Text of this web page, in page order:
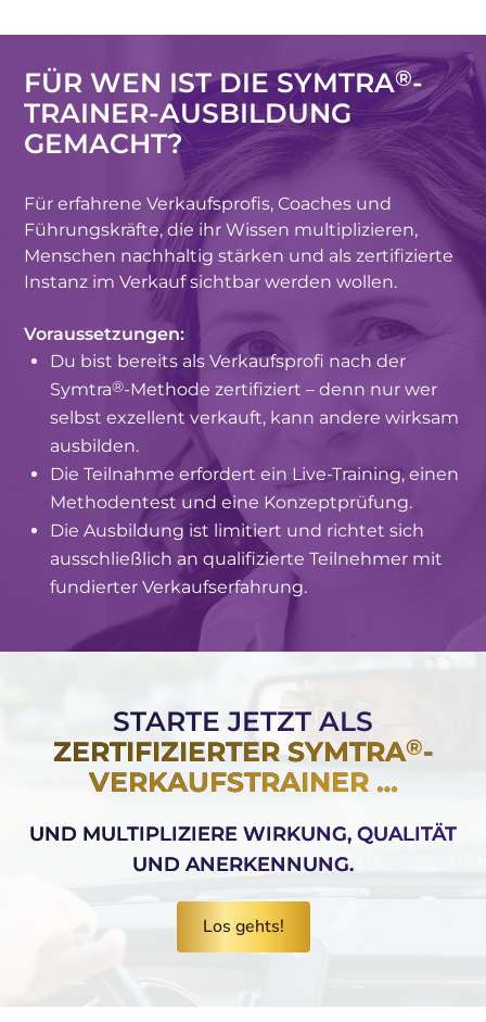
FÜR WEN IST DIE SYMTRA®-
TRAINER-AUSBILDUNG
GEMACHT?
Für erfahrene Verkaufsprofis, Coaches und
Führungskräfte, die ihr Wissen multiplizieren,
Menschen nachhaltig stärken und als zertifizierte
Instanz im Verkauf sichtbar werden wollen.
Voraussetzungen:
Du bist bereits als Verkaufsprofi nach der
Symtra®-Methode zertifiziert – denn nur wer
selbst exzellent verkauft, kann andere wirksam
ausbilden.
Die Teilnahme erfordert ein Live-Training, einen
Methodentest und eine Konzeptprüfung.
Die Ausbildung ist limitiert und richtet sich
ausschließlich an qualifizierte Teilnehmer mit
fundierter Verkaufserfahrung.
STARTE JETZT ALS
ZERTIFIZIERTER SYMTRA®-
VERKAUFSTRAINER …
UND MULTIPLIZIERE WIRKUNG, QUALITÄT
UND ANERKENNUNG.
Los gehts!